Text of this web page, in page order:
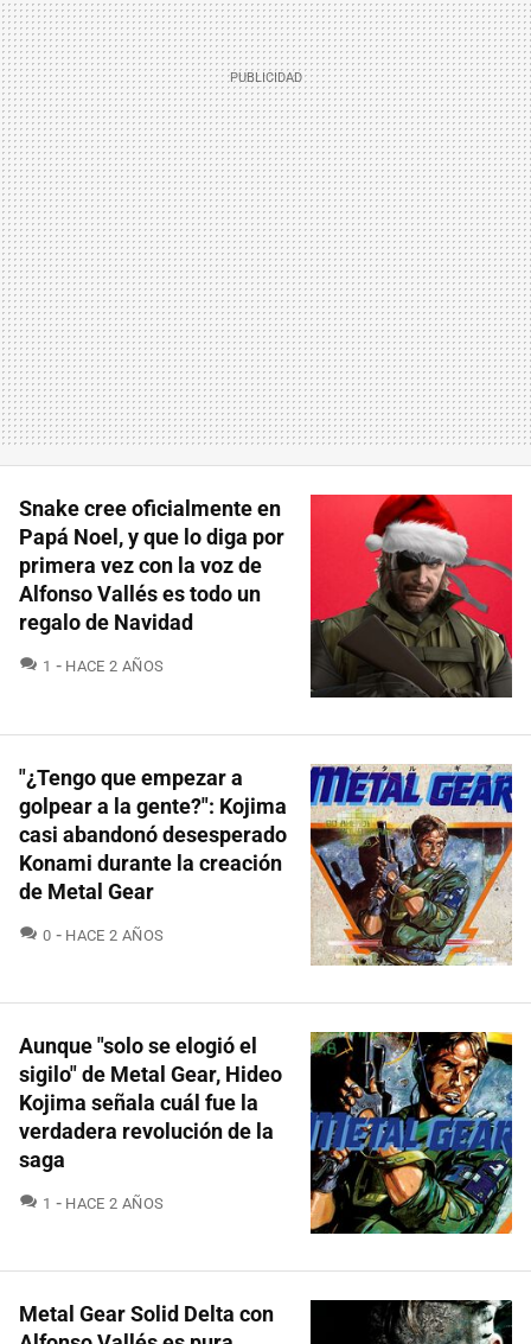
Snake cree oficialmente en
Papá Noel, y que lo diga por
primera vez con la voz de
Alfonso Vallés es todo un
regalo de Navidad
1 COMENTARIOS
HACE 2 AÑOS
"¿Tengo que empezar a
golpear a la gente?": Kojima
casi abandonó desesperado
Konami durante la creación
de Metal Gear
0 COMENTARIOS
HACE 2 AÑOS
Aunque "solo se elogió el
sigilo" de Metal Gear, Hideo
Kojima señala cuál fue la
verdadera revolución de la
saga
1 COMENTARIOS
HACE 2 AÑOS
Metal Gear Solid Delta con